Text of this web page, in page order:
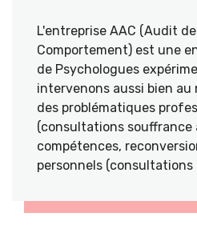
L'entreprise AAC (Audit
Comportement) est une
de Psychologues
intervenons aussi bien
des problématiques
(consultations souffrance
compétences,
personnels